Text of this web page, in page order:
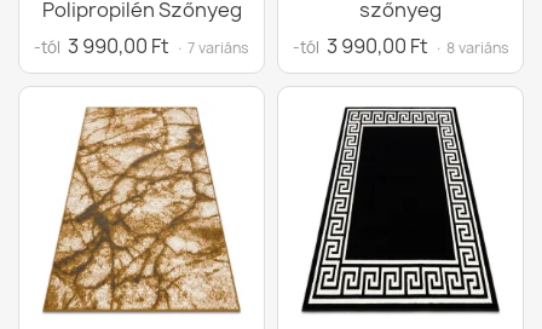
Polipropilén Szőnyeg
-tól 3 990,00 Ft · 7 variáns
szőnyeg
-tól 3 990,00 Ft · 8 variáns